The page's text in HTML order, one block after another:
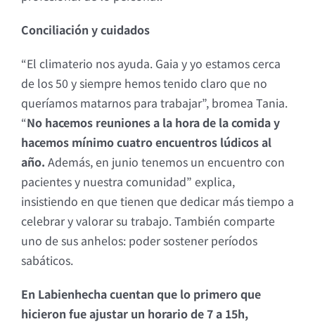
Conciliación y cuidados
“El climaterio nos ayuda. Gaia y yo estamos cerca
de los 50 y siempre hemos tenido claro que no
queríamos matarnos para trabajar”, bromea Tania.
“No hacemos reuniones a la hora de la comida y
hacemos mínimo cuatro encuentros lúdicos al
año. Además, en junio tenemos un encuentro con
pacientes y nuestra comunidad” explica,
insistiendo en que tienen que dedicar más tiempo a
celebrar y valorar su trabajo. También comparte
uno de sus anhelos: poder sostener períodos
sabáticos.
En Labienhecha cuentan que lo primero que
hicieron fue ajustar un horario de 7 a 15h,